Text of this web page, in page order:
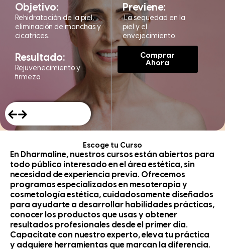
Objetivo:
Rehidratación de la piel,
eliminación de manchas y
cicatrices.
Resultado:
Rejuvenecimiento y
firmeza
Previene:
La sequedad en la
piel y el
envejecimiento
Comprar
Ahora
Escoge tu Curso
En Dharmaline, nuestros cursos están abiertos para
todo público interesado en el área estética, sin
necesidad de experiencia previa. Ofrecemos
programas especializados en mesoterapia y
cosmetología estética, cuidadosamente diseñados
para ayudarte a desarrollar habilidades prácticas,
conocer los productos que usas y obtener
resultados profesionales desde el primer día.
Capacítate con nuestro experto, eleva tu práctica
y adquiere herramientas que marcan la diferencia.